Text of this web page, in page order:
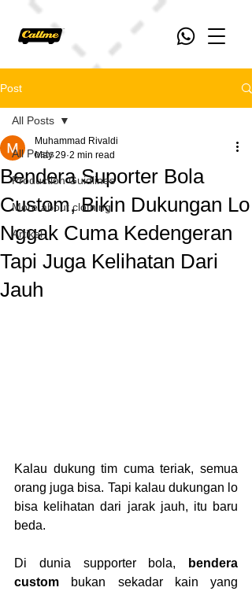
Post
All Posts
Production Guidlines
More about clothing
Artikel
All Posts
Bendera Suporter Bola
Custom, Bikin Dukungan Lo
Nggak Cuma Kedengeran
Tapi Juga Kelihatan Dari
Jauh
Muhammad Rivaldi
May 29 2 min read
Kalau dukung tim cuma teriak, semua
orang juga bisa. Tapi kalau dukungan lo
bisa kelihatan dari jarak jauh, itu baru
beda.
Di dunia supporter bola,
bendera
custom bukan sekadar kain yang